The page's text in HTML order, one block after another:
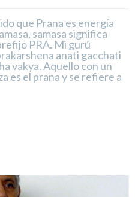
que Prana es energía
samasa significa
PRA. Mi gurú
anati gacchati
vakya. Aquello con un
es el prana y se refiere a